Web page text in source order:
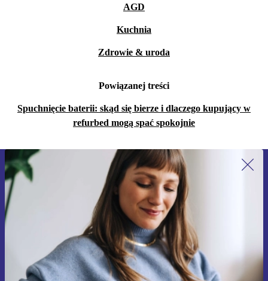
AGD
Kuchnia
Zdrowie & uroda
Powiązanej treści
Spuchnięcie baterii: skąd się bierze i dlaczego kupujący w
refurbed mogą spać spokojnie
Zapisz się na nasz newsletter!
Nie przegap żadnej oferty.
Zarejestruj się